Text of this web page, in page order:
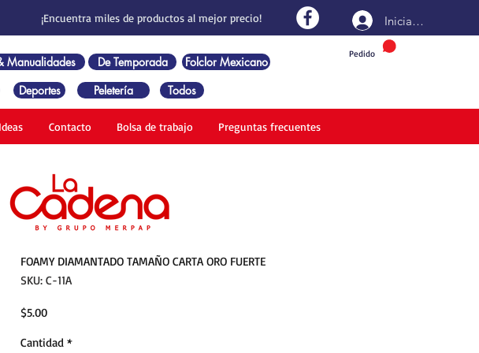
¡Encuentra miles de productos al mejor precio!
Pedido
Iniciar sesión
Manualidades De Temporada
Folclor Mexicano
Deportes Peletería Todos
Ideas Contacto Bolsa de trabajo Preguntas frecuentes
FOAMY DIAMANTADO TAMAÑO CARTA ORO FUERTE
SKU: C-11A
$5.00Precio
Cantidad *